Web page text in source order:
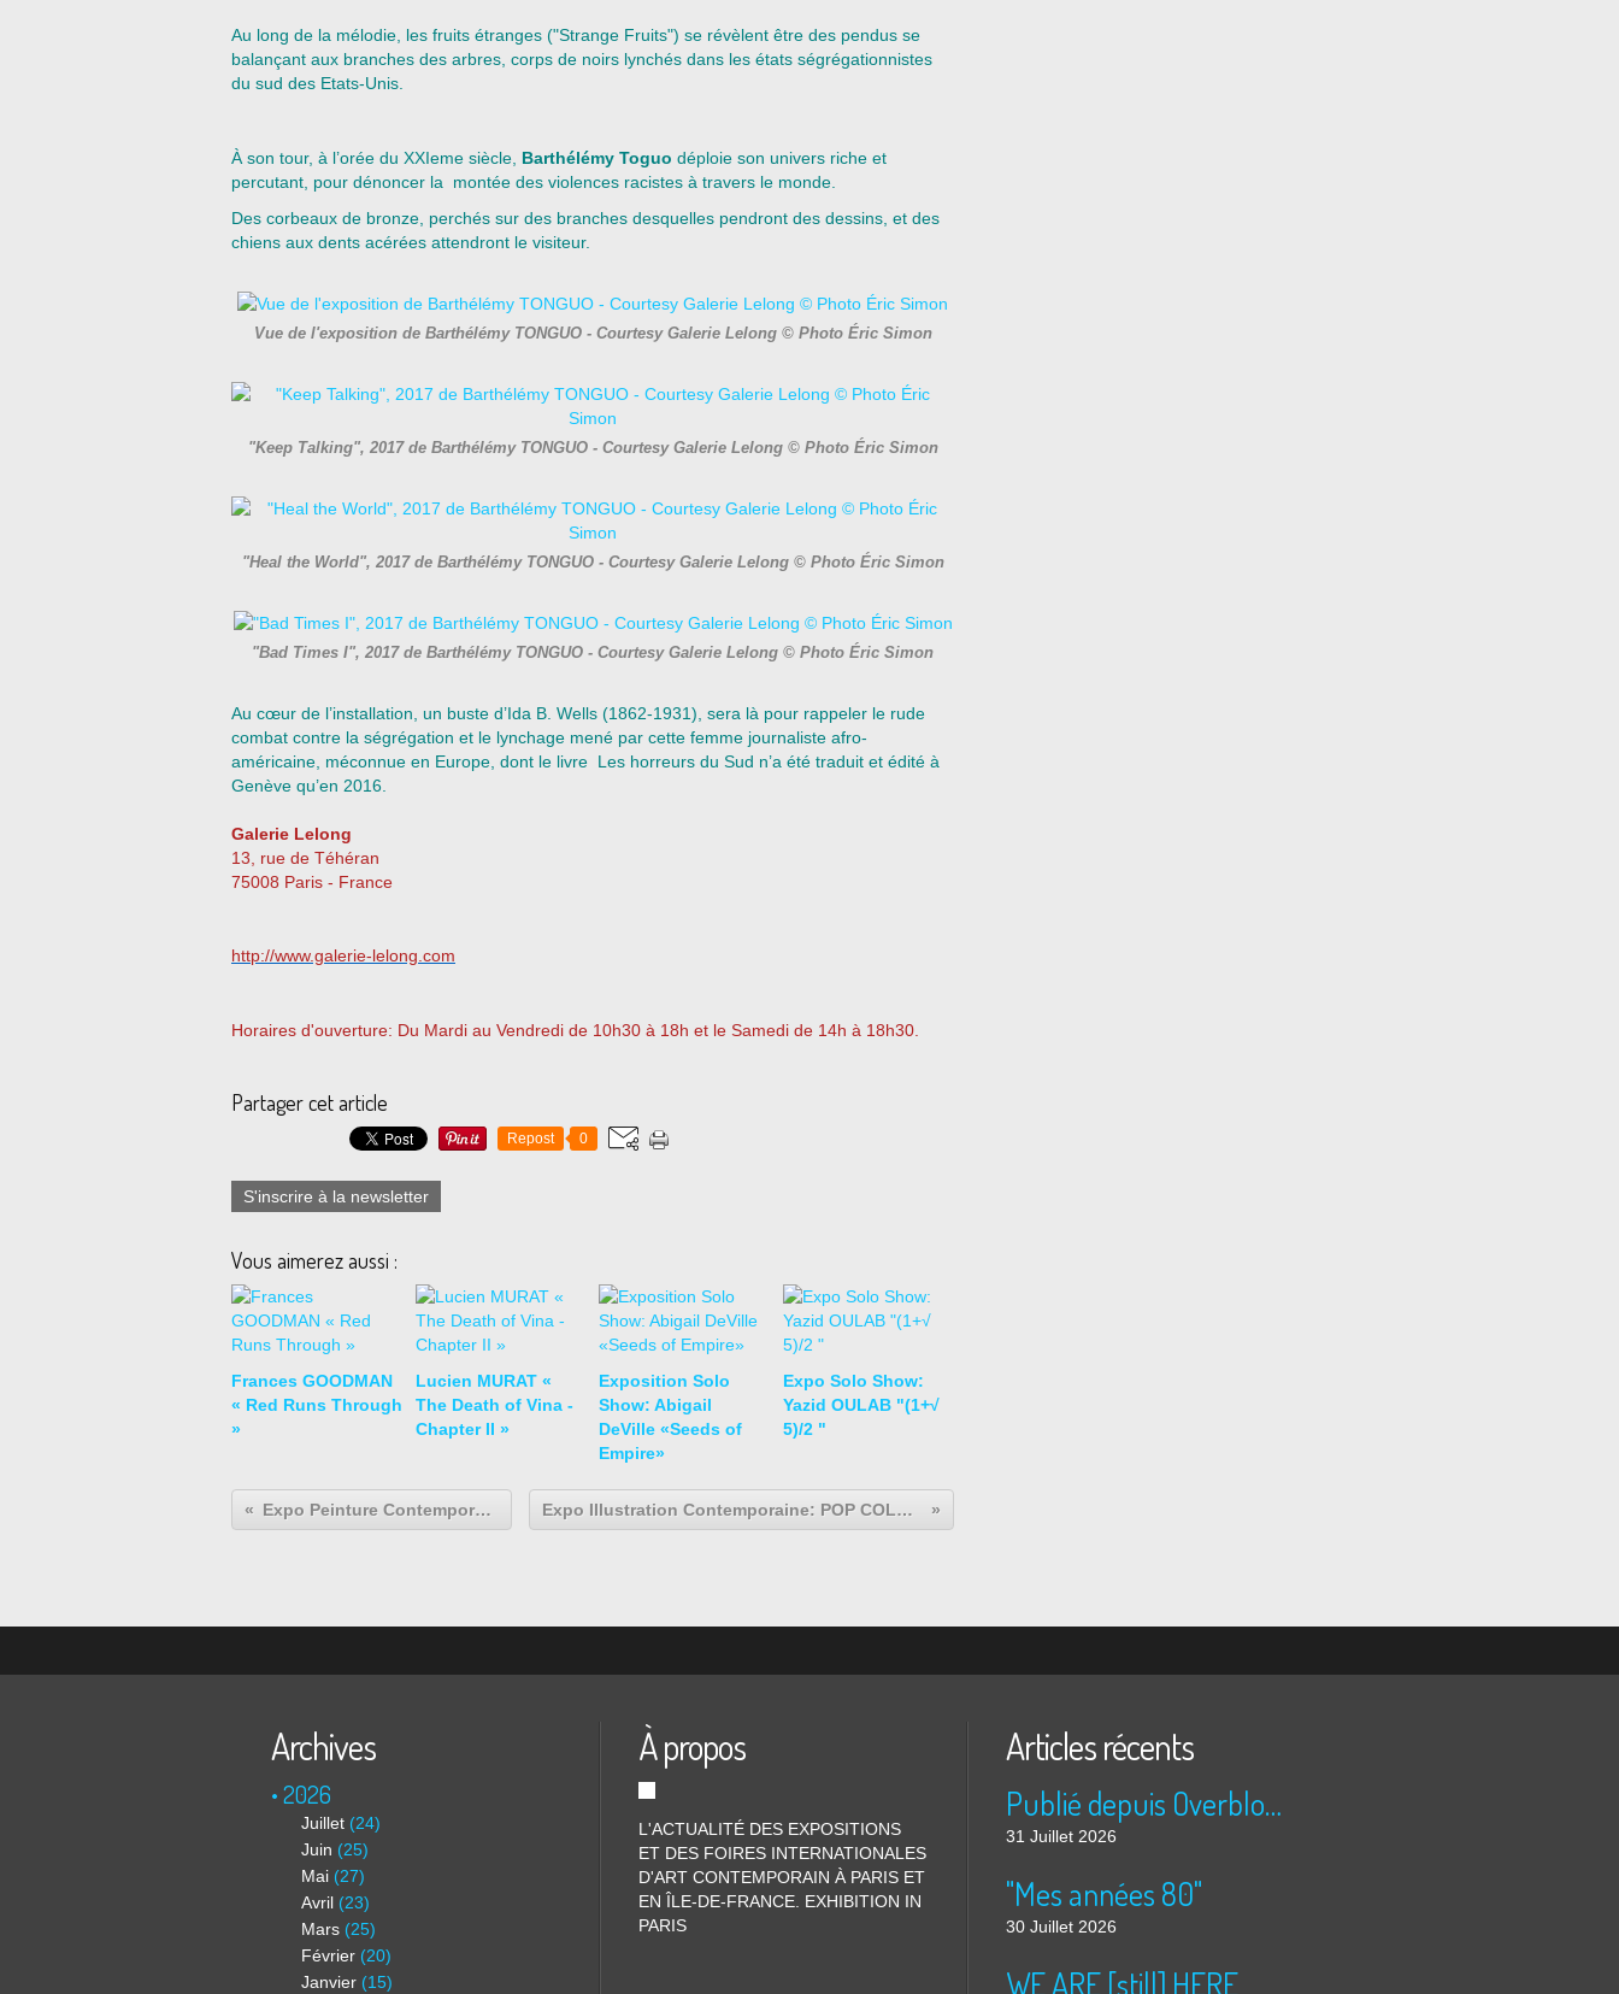
Au long de la mélodie, les fruits étranges ("Strange Fruits") se révèlent être des pendus se
balançant aux branches des arbres, corps de noirs lynchés dans les états ségrégationnistes
du sud des Etats-Unis.
À son tour, à l’orée du XXIeme siècle, Barthélémy Toguo déploie son univers riche et
percutant, pour dénoncer la montée des violences racistes à travers le monde.
Des corbeaux de bronze, perchés sur des branches desquelles pendront des dessins, et des
chiens aux dents acérées attendront le visiteur.
Vue de l'exposition de Barthélémy TONGUO - Courtesy Galerie Lelong © Photo Éric Simon
"Keep Talking", 2017 de Barthélémy TONGUO - Courtesy Galerie Lelong © Photo Éric Simon
"Heal the World", 2017 de Barthélémy TONGUO - Courtesy Galerie Lelong © Photo Éric Simon
"Bad Times I", 2017 de Barthélémy TONGUO - Courtesy Galerie Lelong © Photo Éric Simon
Au cœur de l’installation, un buste d’Ida B. Wells (1862-1931), sera là pour rappeler le rude
combat contre la ségrégation et le lynchage mené par cette femme journaliste afro-
américaine, méconnue en Europe, dont le livre Les horreurs du Sud n’a été traduit et édité à
Genève qu’en 2016.
Galerie Lelong
13, rue de Téhéran
75008 Paris - France
http://www.galerie-lelong.com
Horaires d'ouverture: Du Mardi au Vendredi de 10h30 à 18h et le Samedi de 14h à 18h30.
Partager cet article
Repost 0
S'inscrire à la newsletter
Vous aimerez aussi :
Frances GOODMAN
« Red Runs Through
»
Lucien MURAT «
The Death of Vina -
Chapter II »
Exposition Solo
Show: Abigail
DeVille «Seeds of
Empire»
Expo Solo Show:
Yazid OULAB "(1+√
5)/2 "
Expo Peinture Contemporaine: George CONDO “Life is Worth Living“ Expo Illustration Contemporaine: POP COLLECTION - Art Populaire Contemporain, Outsiders & Rock'n'folk Art
Archives
2026
Juillet (24)
Juin (25)
Mai (27)
Avril (23)
Mars (25)
Février (20)
Janvier (15)
À propos
L'ACTUALITÉ DES EXPOSITIONS
ET DES FOIRES INTERNATIONALES
D'ART CONTEMPORAIN À PARIS ET
EN ÎLE-DE-FRANCE. EXHIBITION IN
PARIS
Articles récents
Publié depuis Overblog et Facebook
31 Juillet 2026
"Mes années 80"
30 Juillet 2026
WE ARE [still] HERE